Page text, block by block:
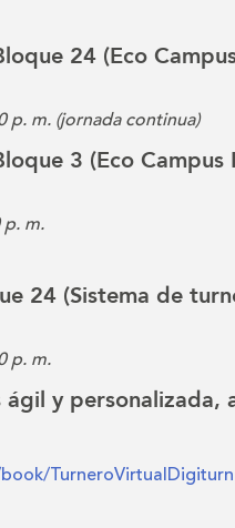
24 (Eco
p. m. (jornada continua)
3 (Eco Campus
p. m.
24 (Sistema de
p. m.
ágil y personalizada,